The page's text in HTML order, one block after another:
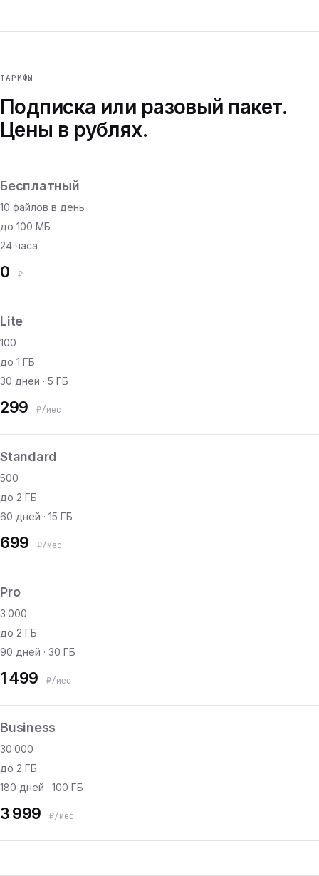
ТАРИФЫ
Подписка или разовый пакет.
Цены в рублях.
Бесплатный
10 файлов в день
до 100 МБ
24 часа
0 ₽
Lite
100
до 1 ГБ
30 дней · 5 ГБ
299 ₽/мес
Standard
500
до 2 ГБ
60 дней · 15 ГБ
699 ₽/мес
Pro
3 000
до 2 ГБ
90 дней · 30 ГБ
1 499 ₽/мес
Business
30 000
до 2 ГБ
180 дней · 100 ГБ
3 999 ₽/мес